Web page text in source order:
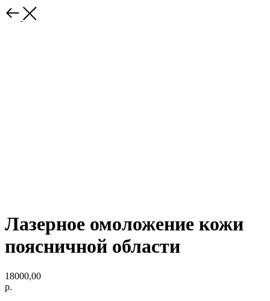
Лазерное омоложение кожи
поясничной области
18000,00
р.